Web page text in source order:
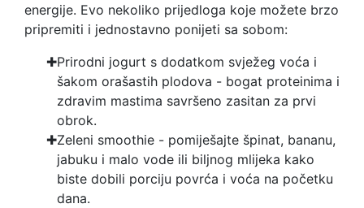
energije. Evo nekoliko prijedloga koje možete brzo
pripremiti i jednostavno ponijeti sa sobom:
Prirodni jogurt s dodatkom svježeg voća i
šakom orašastih plodova - bogat proteinima i
zdravim mastima savršeno zasitan za prvi
obrok.
Zeleni smoothie - pomiješajte špinat, bananu,
jabuku i malo vode ili biljnog mlijeka kako
biste dobili porciju povrća i voća na početku
dana.